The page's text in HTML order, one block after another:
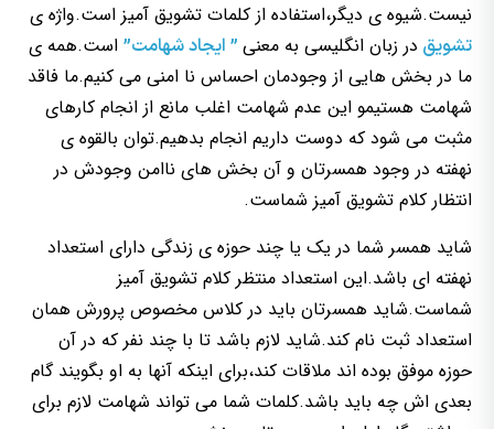
نیست.شیوه ی دیگر،استفاده از کلمات تشویق آمیز است.واژه ی
تشویق در زبان انگلیسی به معنی ” ایجاد شهامت” است.همه ی
ما در بخش هایی از وجودمان احساس نا امنی می کنیم.ما فاقد
شهامت هستیمو این عدم شهامت اغلب مانع از انجام کارهای
مثبت می شود که دوست داریم انجام بدهیم.توان بالقوه ی
نهفته در وجود همسرتان و آن بخش های ناامن وجودش در
انتظار کلام تشویق آمیز شماست.
شاید همسر شما در یک یا چند حوزه ی زندگی دارای استعداد
نهفته ای باشد.این استعداد منتظر کلام تشویق آمیز
شماست.شاید همسرتان باید در کلاس مخصوص پرورش همان
استعداد ثبت نام کند.شاید لازم باشد تا با چند نفر که در آن
حوزه موفق بوده اند ملاقات کند،برای اینکه آنها به او بگویند گام
بعدی اش چه باید باشد.کلمات شما می تواند شهامت لازم برای